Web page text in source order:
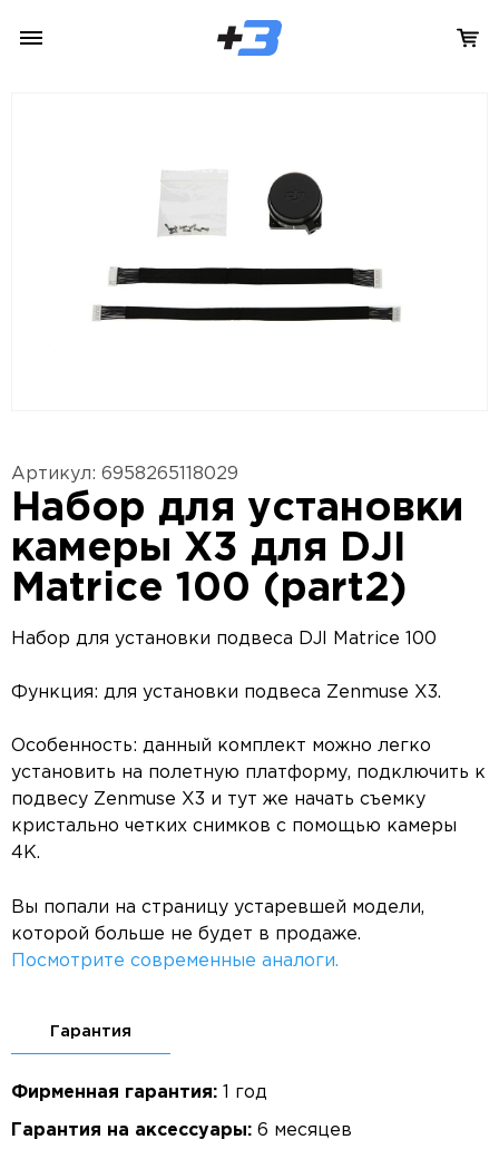
Артикул: 6958265118029
Набор для установки
камеры X3 для DJI
Matrice 100 (part2)
Набор для установки подвеса DJI Matrice 100
Функция: для установки подвеса Zenmuse X3.
Особенность: данный комплект можно легко
установить на полетную платформу, подключить к
подвесу Zenmuse X3 и тут же начать съемку
кристально четких снимков с помощью камеры
4K.
Вы попали на страницу устаревшей модели,
которой больше не будет в продаже.
Посмотрите современные аналоги.
Гарантия
Фирменная гарантия: 1 год
Гарантия на аксессуары: 6 месяцев